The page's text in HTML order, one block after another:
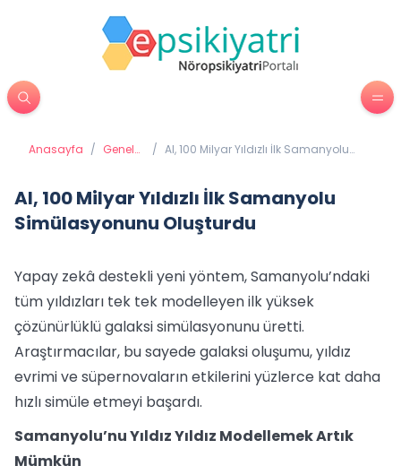
Anasayfa / Genel
/ AI, 100 Milyar Yıldızlı İlk Samanyolu
AI, 100 Milyar Yıldızlı İlk Samanyolu
Simülasyonunu Oluşturdu
Yapay zekâ destekli yeni yöntem, Samanyolu’ndaki
tüm yıldızları tek tek modelleyen ilk yüksek
çözünürlüklü galaksi simülasyonunu üretti.
Araştırmacılar, bu sayede galaksi oluşumu, yıldız
evrimi ve süpernovaların etkilerini yüzlerce kat daha
hızlı simüle etmeyi başardı.
Samanyolu’nu Yıldız Yıldız Modellemek Artık
Mümkün